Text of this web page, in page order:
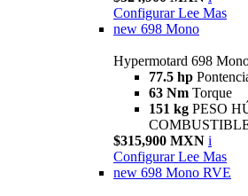
Configurar Lee Mas
new 698 Mono
Hypermotard 698
77.5 hp
63 Nm Torque
151 kg PESO
$315,900 MXN i
Configurar Lee Mas
new 698 Mono RVE